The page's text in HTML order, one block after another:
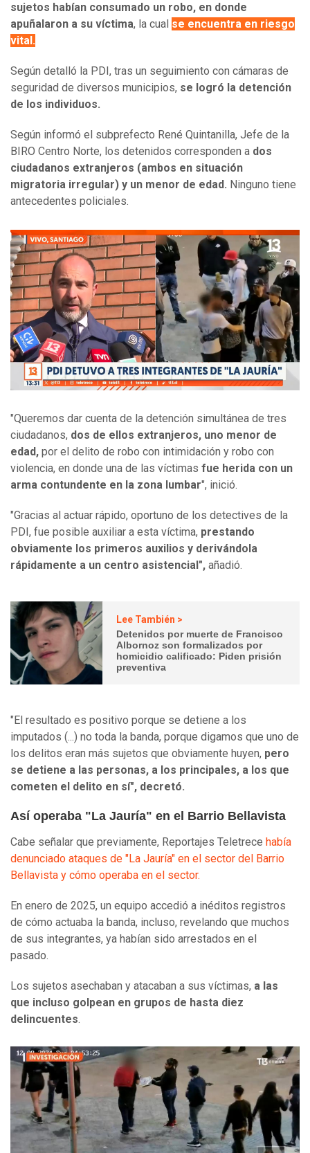
sujetos habían consumado un robo, en donde
apuñalaron a su víctima, la cual se encuentra en riesgo
vital.
Según detalló la PDI, tras un seguimiento con cámaras de
seguridad de diversos municipios, se logró la detención
de los individuos.
Según informó el subprefecto René Quintanilla, Jefe de la
BIRO Centro Norte, los detenidos corresponden a dos
ciudadanos extranjeros (ambos en situación
migratoria irregular) y un menor de edad. Ninguno tiene
antecedentes policiales.
"Queremos dar cuenta de la detención simultánea de tres
ciudadanos, dos de ellos extranjeros, uno menor de
edad, por el delito de robo con intimidación y robo con
violencia, en donde una de las víctimas fue herida con un
arma contundente en la zona lumbar", inició.
"Gracias al actuar rápido, oportuno de los detectives de la
PDI, fue posible auxiliar a esta víctima, prestando
obviamente los primeros auxilios y derivándola
rápidamente a un centro asistencial", añadió.
Lee También >
Detenidos por muerte de Francisco
Albornoz son formalizados por
homicidio calificado: Piden prisión
preventiva
"El resultado es positivo porque se detiene a los
imputados (...) no toda la banda, porque digamos que uno de
los delitos eran más sujetos que obviamente huyen, pero
se detiene a las personas, a los principales, a los que
cometen el delito en sí", decretó.
Así operaba "La Jauría" en el Barrio Bellavista
Cabe señalar que previamente, Reportajes Teletrece había
denunciado ataques de "La Jauría" en el sector del Barrio
Bellavista y cómo operaba en el sector.
En enero de 2025, un equipo accedió a inéditos registros
de cómo actuaba la banda, incluso, revelando que muchos
de sus integrantes, ya habían sido arrestados en el
pasado.
Los sujetos asechaban y atacaban a sus víctimas, a las
que incluso golpean en grupos de hasta diez
delincuentes.